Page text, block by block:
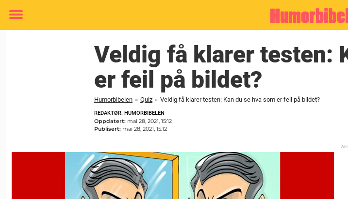
Toggle
Veldig få klarer testen:
er feil på bildet?
Humorbibelen » Quiz » Veldig få klarer testen: Kan du se hva som er feil på bildet?
REDAKTØR: HUMORBIBELEN
Oppdatert: mai 28, 2021, 15:12
Publisert: mai 28, 2021, 15:12